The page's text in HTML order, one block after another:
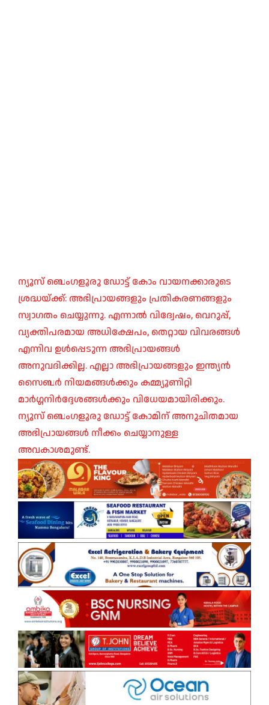
ന്യൂസ് ബെംഗളൂരു ഡോട്ട് കോം വായനക്കാരുടെ
ശ്രദ്ധയ്ക്ക്: അഭിപ്രായങ്ങളും പ്രതികരണങ്ങളും
സ്വാഗതം ചെയ്യുന്നു. എന്നാൽ വിദ്വേഷം, വെറുപ്പ്,
വ്യക്തിപരമായ അധിക്ഷേപം, തെറ്റായ വിവരങ്ങൾ
എന്നിവ ഉൾപ്പെടുന്ന അഭിപ്രായങ്ങൾ
അനുവദിക്കില്ല. എല്ലാ അഭിപ്രായങ്ങളും ഇന്ത്യൻ
സൈബർ നിയമങ്ങൾക്കും കമ്മ്യൂണിറ്റി
മാർഗ്ഗനിർദ്ദേശങ്ങൾക്കും വിധേയമായിരിക്കും.
ന്യൂസ് ബെംഗളൂരു ഡോട്ട് കോമിന് അനുചിതമായ
അഭിപ്രായങ്ങൾ നീക്കം ചെയ്യാനുള്ള
അവകാശമുണ്ട്.